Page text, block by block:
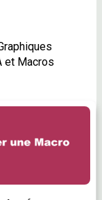
et Macros